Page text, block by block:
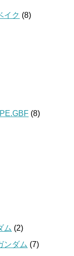
イク (8)
(8)
ム (2)
ンダム (7)